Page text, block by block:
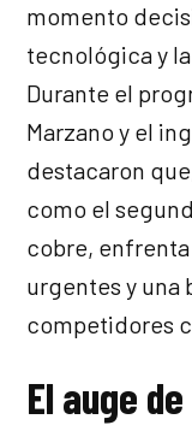
momento
tecnológica y
Durante el
Marzano y el
destacaron
como el
cobre,
urgentes y
competidores
El auge